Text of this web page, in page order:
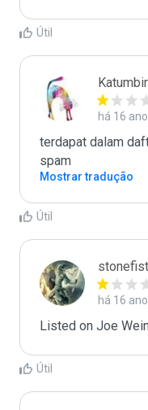
Útil
há 16
terdapat dalam
spam
Mostrar tradução
Útil
stonefist
há 16
Listed on Joe
Útil